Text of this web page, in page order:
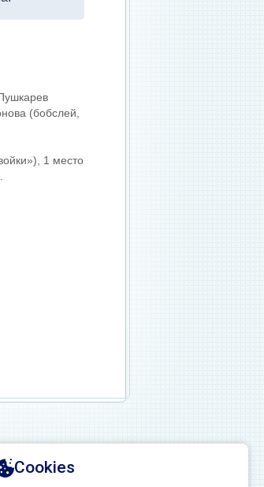
(бобслей,
1 место